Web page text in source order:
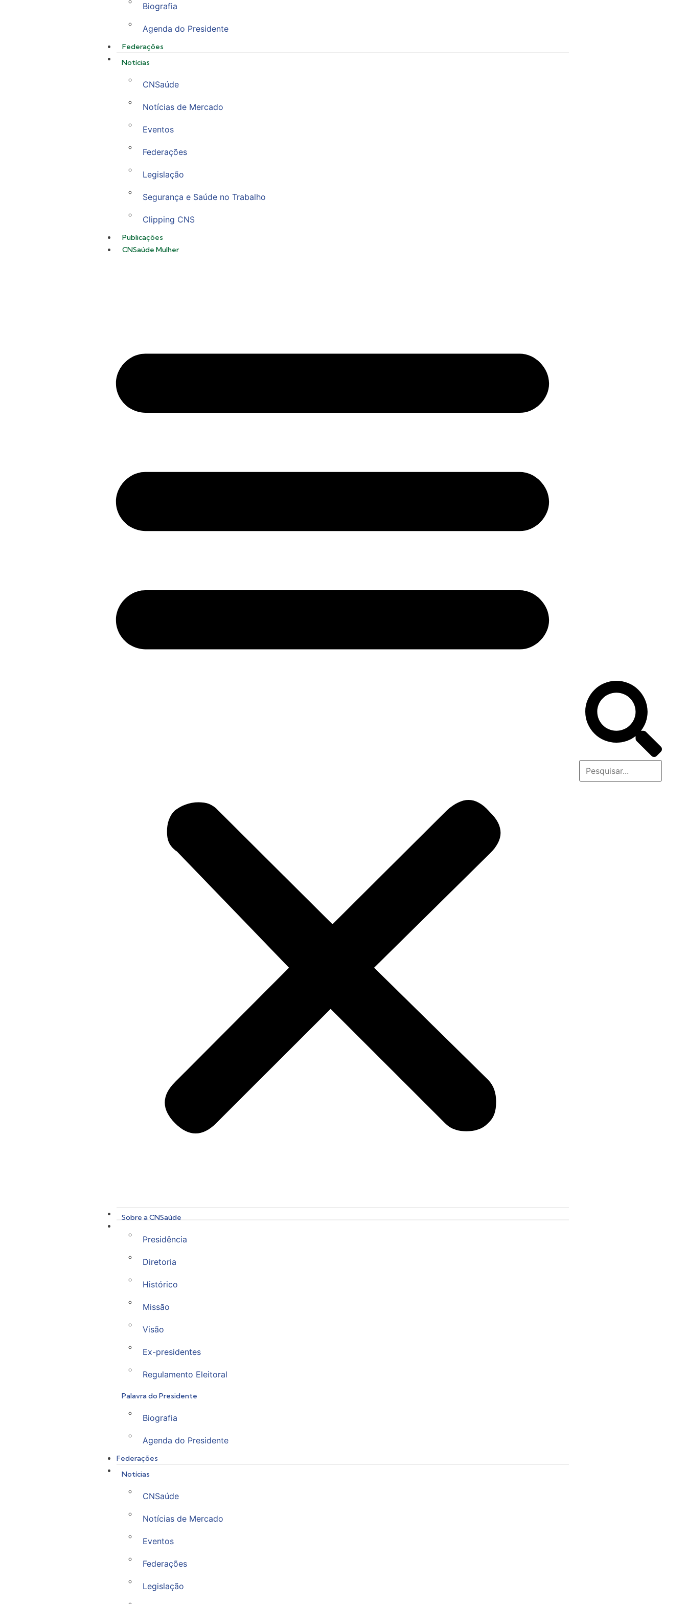
Biografia
Agenda do Presidente
Federações
Notícias
CNSaúde
Notícias de Mercado
Eventos
Federações
Legislação
Segurança e Saúde no Trabalho
Clipping CNS
Publicações
CNSaúde Mulher
Sobre a CNSaúde
Presidência
Diretoria
Histórico
Missão
Visão
Ex-presidentes
Regulamento Eleitoral
Palavra do Presidente
Biografia
Agenda do Presidente
Federações
Notícias
CNSaúde
Notícias de Mercado
Eventos
Federações
Legislação